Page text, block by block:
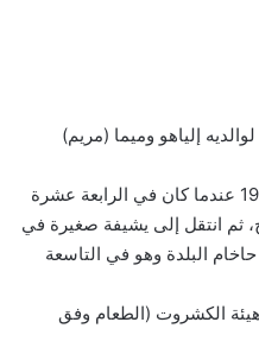
إلياهو وميما (مريم)
هاجرت عائلته إلى إسرائيل سنة 1962 عندما كان في الرابعة عشرة
ثم انتقل إلى يشيفة صغيرة في
البلدة وهو في التاسعة
الكشروت (الطعام وفق